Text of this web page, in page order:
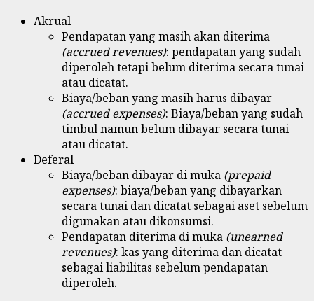
Akrual
Pendapatan yang masih akan diterima
(accrued revenues): pendapatan yang sudah
diperoleh tetapi belum diterima secara tunai
atau dicatat.
Biaya/beban yang masih harus dibayar
(accrued expenses): Biaya/beban yang sudah
timbul namun belum dibayar secara tunai
atau dicatat.
Deferal
Biaya/beban dibayar di muka (prepaid
expenses): biaya/beban yang dibayarkan
secara tunai dan dicatat sebagai aset sebelum
digunakan atau dikonsumsi.
Pendapatan diterima di muka (unearned
revenues): kas yang diterima dan dicatat
sebagai liabilitas sebelum pendapatan
diperoleh.